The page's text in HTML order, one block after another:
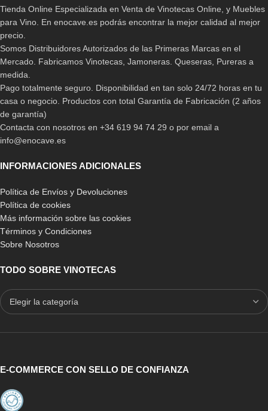
Tienda Online Especializada en Venta de Vinotecas Online, y Muebles
para Vino. En enocave.es podrás encontrar la mejor calidad al mejor
precio.
Somos Distribuidores Autorizados de las Primeras Marcas en el
Mercado. Fabricamos Vinotecas, Jamoneras. Queseras, Pureras a
medida.
Pago totalmente seguro. Disponibilidad en tan solo 24/72 horas en tu
casa o negocio. Productos con total Garantía de Fabricación (2 años
de garantía)
Contacta con nosotros en +34 619 94 74 29 o por email a
info@enocave.es
INFORMACIONES ADICIONALES
Política de Envíos y Devoluciones
Política de cookies
Más información sobre las cookies
Términos y Condiciones
Sobre Nosotros
TODO SOBRE VINOTECAS
E-COMMERCE CON SELLO DE CONFIANZA